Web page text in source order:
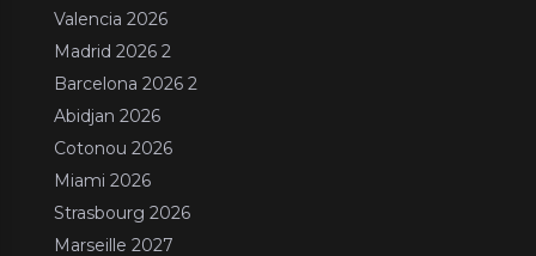
Valencia 2026
Madrid 2026 2
Barcelona 2026 2
Abidjan 2026
Cotonou 2026
Miami 2026
Strasbourg 2026
Marseille 2027